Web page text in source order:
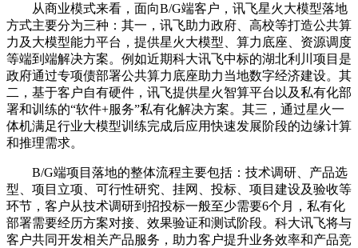
从商业模式来看，面向B/G端客户，讯飞星火大模型落地
方式主要分为三种：其一，讯飞助力政府、高校等打造公共算
力及大模型能力平台，提供星火大模型、算力底座、资源调度
等端到端解决方案。例如近期科大讯飞中标的湖北利川项目是
政府通过专项债部署公共算力底座助力当地数字经济建设。其
二，基于客户自有硬件，讯飞提供星火智算平台以及私有化部
署和训练的“软件+服务”私有化解决方案。其三，通过星火一
体机满足行业大模型训练完成后应用快速发展阶段的边缘计算
和推理需求。
B/G端项目落地的整体流程主要包括：技术调研、产品选
型、项目立项、可行性研究、挂网、投标、项目建设及验收等
环节，客户从技术调研到招投标一般至少需要6个月，私有化
部署需要经历方案对接、效果验证和测试阶段。科大讯飞将与
客户共同开发相关产品服务，助力客户提升业务效率和产品竞